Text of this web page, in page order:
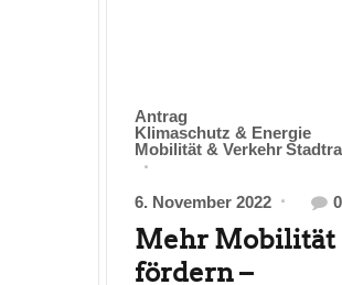
Antrag
Klimaschutz & Energie
Mobilität & Verkehr
6. November 2022 0
Mehr Mobilität
fördern –